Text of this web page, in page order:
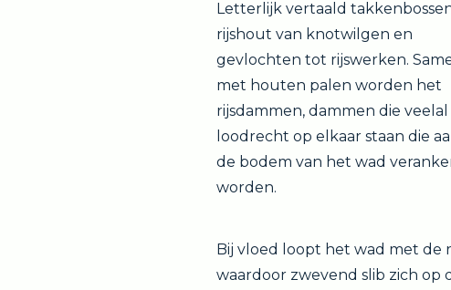
Letterlijk vertaald
rijshout van knotwilgen en
gevlochten tot rijswerken.
met houten palen worden het
rijsdammen, dammen die veelal
loodrecht op elkaar staan die
de bodem van het wad
worden.
Bij vloed loopt het wad met de
waardoor zwevend slib zich